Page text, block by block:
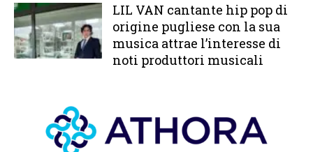
LIL VAN cantante hip pop di
origine pugliese con la sua
musica attrae l’interesse di
noti produttori musicali